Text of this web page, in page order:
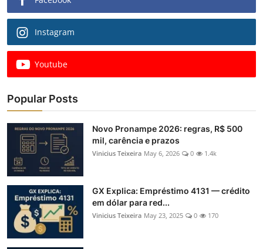
Instagram
Youtube
Popular Posts
Novo Pronampe 2026: regras, R$ 500
mil, carência e prazos
Vinicius Teixeira May 6, 2026 0 1.4k
GX Explica: Empréstimo 4131 — crédito
em dólar para red...
Vinicius Teixeira May 23, 2025 0 170